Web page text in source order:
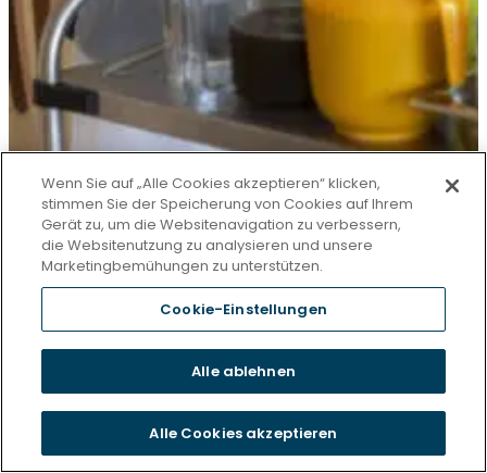
Wenn Sie auf „Alle Cookies akzeptieren“ klicken,
stimmen Sie der Speicherung von Cookies auf Ihrem
Gerät zu, um die Websitenavigation zu verbessern,
die Websitenutzung zu analysieren und unsere
Marketingbemühungen zu unterstützen.
Cookie-Einstellungen
Alle ablehnen
Alle Cookies akzeptieren